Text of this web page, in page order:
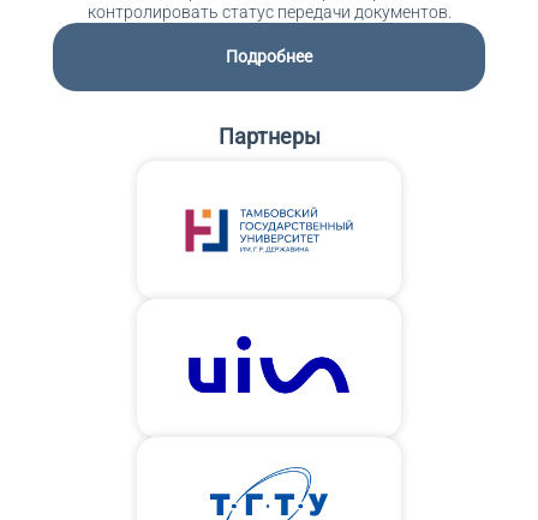
Учёт бланков и справок
Безопасность
Направления
Личный кабинет работодателя
Справочники
контролировать статус передачи документов.
Подробнее
Партнеры